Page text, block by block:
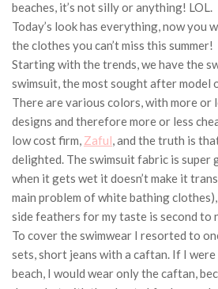
beaches, it’s not silly or anything! LOL.
Today’s look has everything, now you
the clothes you can’t miss this summer!
Starting with the trends, we have the
swimsuit, the most sought after model
There are various colors, with more or
designs and therefore more or less
low cost firm, Zaful, and the truth is
delighted. The swimsuit fabric is super
when it gets wet it doesn’t make it
main problem of white bathing
side feathers for my taste is second to
To cover the swimwear I resorted to
sets, short jeans with a caftan. If I
beach, I would wear only the caftan,